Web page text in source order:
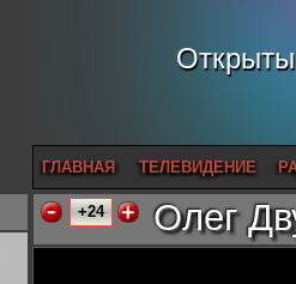
ГЛАВНАЯ ТЕЛЕВИДЕНИЕ
+24 Олег